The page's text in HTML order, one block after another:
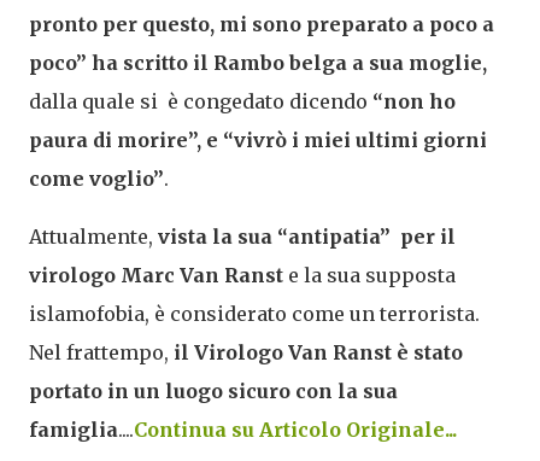
pronto per questo, mi sono preparato a poco a
poco” ha scritto il Rambo belga a sua moglie,
dalla quale si è congedato dicendo “non ho
paura di morire”, e “vivrò i miei ultimi giorni
come voglio”.
Attualmente, vista la sua “antipatia” per il
virologo Marc Van Ranst e la sua supposta
islamofobia, è considerato come un terrorista.
Nel frattempo, il Virologo Van Ranst è stato
portato in un luogo sicuro con la sua
famiglia....Continua su Articolo Originale...